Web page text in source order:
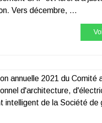
Vers décembre, ...